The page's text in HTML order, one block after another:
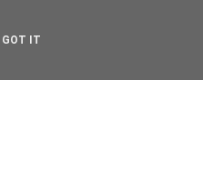
GOT IT